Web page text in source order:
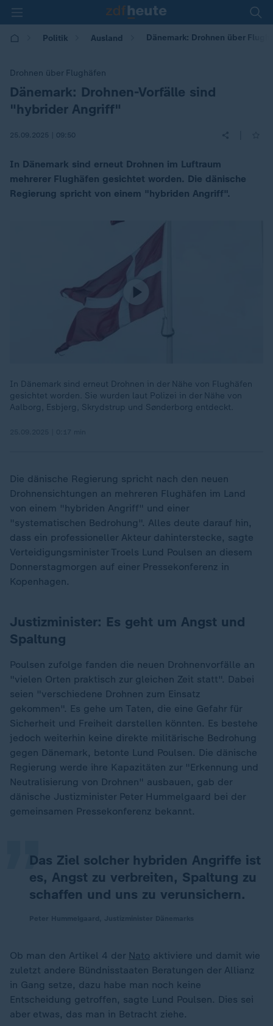
Politik Ausland Dänemark: Drohnen über
Drohnen über Flughäfen
:Dänemark: Drohnen-Vorfälle sind
"hybrider Angriff"
25.09.2025 | 09:50
In Dänemark sind erneut Drohnen im Luftraum
mehrerer Flughäfen gesichtet worden. Die dänische
Regierung spricht von einem "hybriden Angriff".
In Dänemark sind erneut Drohnen in der Nähe von Flughäfen
gesichtet worden. Sie wurden laut Polizei in der Nähe von
Aalborg, Esbjerg, Skrydstrup und Sønderborg entdeckt.
Die dänische Regierung spricht nach den neuen
Drohnensichtungen an mehreren Flughäfen im Land
von einem "hybriden Angriff" und einer
"systematischen Bedrohung". Alles deute darauf hin,
dass ein professioneller Akteur dahinterstecke, sagte
Verteidigungsminister Troels Lund Poulsen an diesem
Donnerstagmorgen auf einer Pressekonferenz in
Kopenhagen.
Justizminister: Es geht um Angst und
Spaltung
Poulsen zufolge fanden die neuen Drohnenvorfälle an
"vielen Orten praktisch zur gleichen Zeit statt". Dabei
seien "verschiedene Drohnen zum Einsatz
gekommen". Es gehe um Taten, die eine Gefahr für
Sicherheit und Freiheit darstellen könnten. Es bestehe
jedoch weiterhin keine direkte militärische Bedrohung
gegen Dänemark, betonte Lund Poulsen. Die dänische
Regierung werde ihre Kapazitäten zur "Erkennung und
Neutralisierung von Drohnen" ausbauen, gab der
dänische Justizminister Peter Hummelgaard bei der
gemeinsamen Pressekonferenz bekannt.
Das Ziel solcher hybriden Angriffe ist
es, Angst zu verbreiten, Spaltung zu
schaffen und uns zu verunsichern.
„
Ob man den Artikel 4 der Nato aktiviere und damit wie
zuletzt andere Bündnisstaaten Beratungen der Allianz
in Gang setze, dazu habe man noch keine
Entscheidung getroffen, sagte Lund Poulsen. Dies sei
aber etwas, das man in Betracht ziehe.